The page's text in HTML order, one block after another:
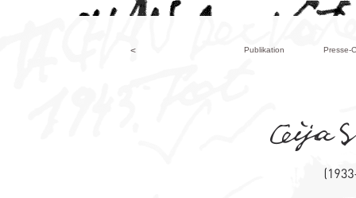
Presse-
< Publikation